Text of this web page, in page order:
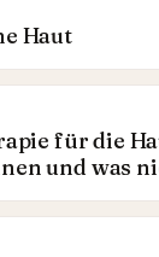
Haut
für die
und was